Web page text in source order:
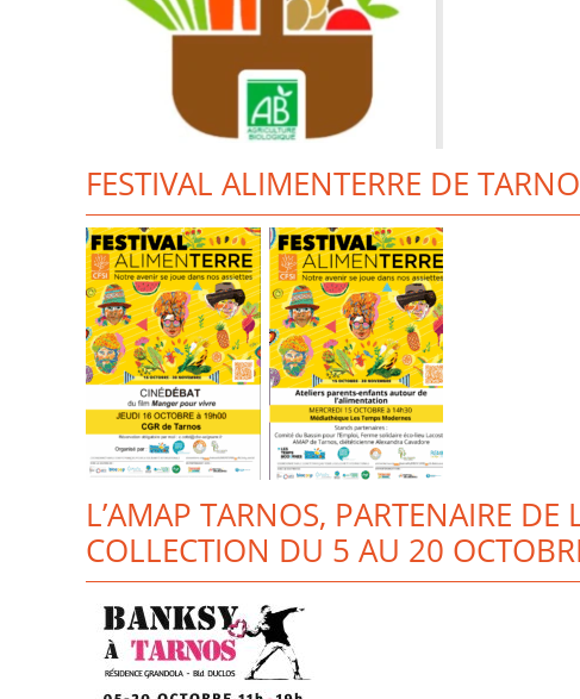
FESTIVAL ALIMENTERRE DE
L’AMAP TARNOS, PARTENAIRE DE
COLLECTION DU 5 AU 20